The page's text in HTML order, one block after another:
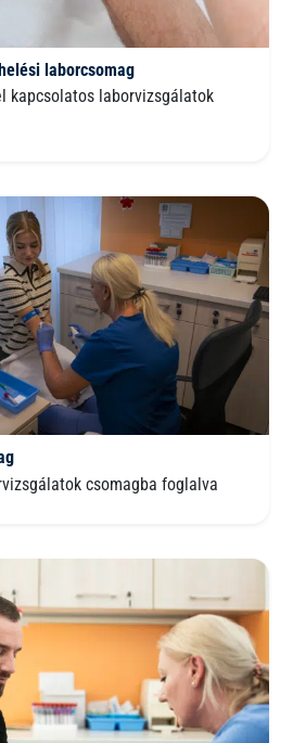
laborcsomag
kapcsolatos laborvizsgálatok
csomagba foglalva